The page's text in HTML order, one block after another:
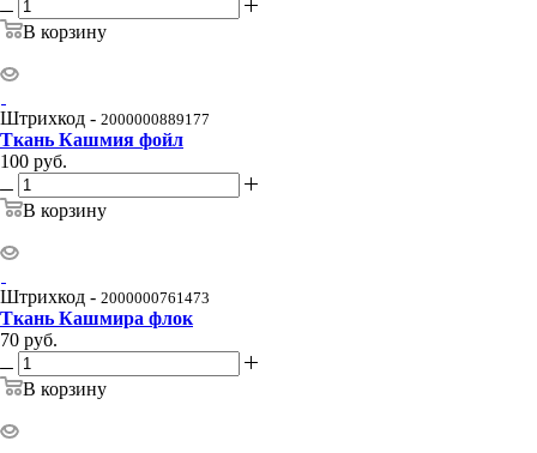
В корзину
Штрихкод - 2000000889177
Ткань Кашмия фойл
100 руб.
В корзину
Штрихкод - 2000000761473
Ткань Кашмира флок
70 руб.
В корзину